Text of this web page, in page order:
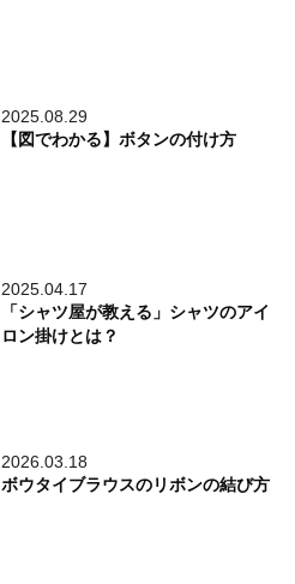
2025.08.29
【図でわかる】ボタンの付け方
2025.04.17
「シャツ屋が教える」シャツのアイ
ロン掛けとは？
2026.03.18
ボウタイブラウスのリボンの結び方